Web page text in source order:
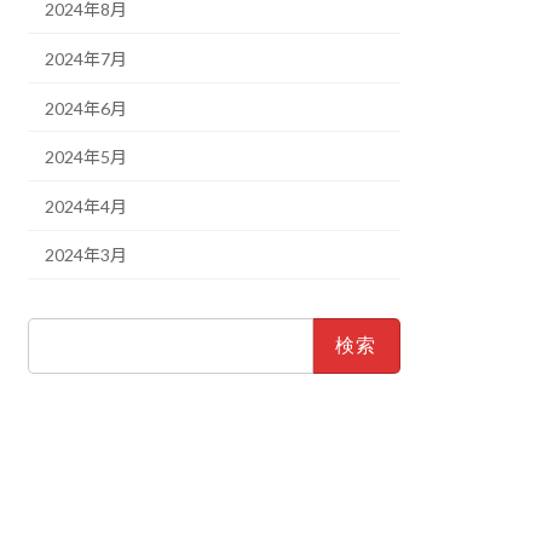
2024年8月
2024年7月
2024年6月
2024年5月
2024年4月
2024年3月